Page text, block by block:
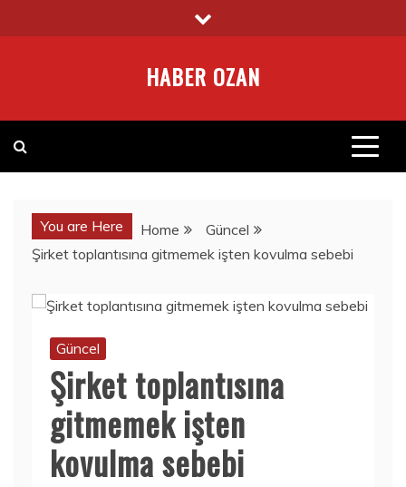
to
HABER OZAN
You are Here Home
Güncel
Şirket toplantısına gitmemek işten kovulma sebebi
Güncel
Şirket toplantısına
gitmemek işten
kovulma sebebi